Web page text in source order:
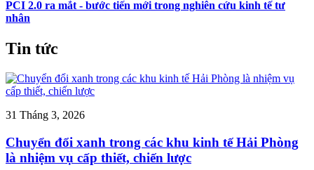
PCI 2.0 ra mắt - bước tiến mới trong nghiên cứu kinh tế tư
nhân
Tin tức
31 Tháng 3, 2026
Chuyển đổi xanh trong các khu kinh tế Hải Phòng
là nhiệm vụ cấp thiết, chiến lược